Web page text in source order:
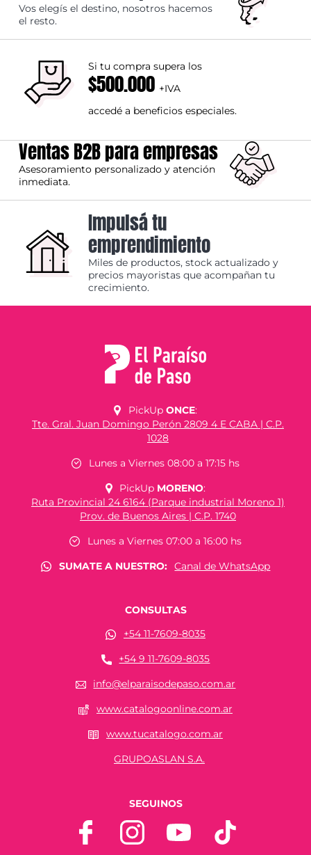
Vos elegís el destino, nosotros hacemos
el resto.
Si tu compra supera los
$500.000 +IVA
accedé a beneficios especiales.
Ventas B2B para empresas
Asesoramiento personalizado y atención
inmediata.
Impulsá tu
emprendimiento
Miles de productos, stock actualizado y
precios mayoristas que acompañan tu
crecimiento.
PickUp ONCE:
Tte. Gral. Juan Domingo Perón 2809 4 E CABA | C.P.
1028
Lunes a Viernes 08:00 a 17:15 hs
PickUp MORENO:
Ruta Provincial 24 6164 (Parque industrial Moreno 1)
Prov. de Buenos Aires | C.P. 1740
Lunes a Viernes 07:00 a 16:00 hs
SUMATE A NUESTRO:
Canal de WhatsApp
CONSULTAS
+54 11-7609-8035
+54 9 11-7609-8035
info@elparaisodepaso.com.ar
www.catalogoonline.com.ar
www.tucatalogo.com.ar
GRUPOASLAN S.A.
SEGUINOS